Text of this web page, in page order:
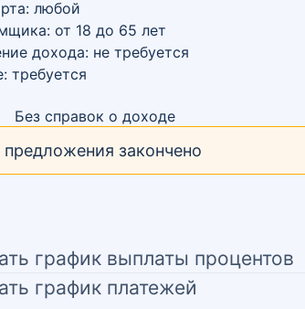
любой
от 18 до 65 лет
дохода: не требуется
требуется
Без справок о доходе
закончено
график выплаты процентов
график платежей